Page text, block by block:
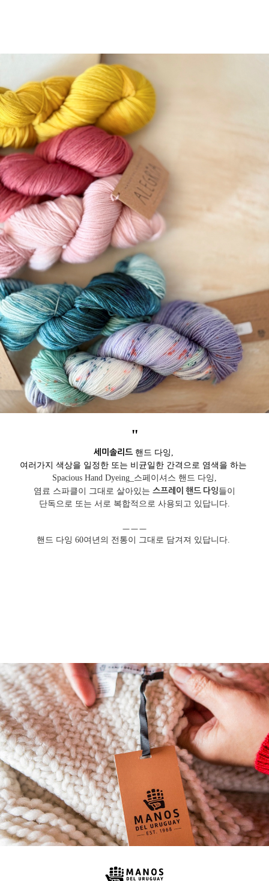
"
세미솔리드핸드 다잉,
여러가지 색상을 일정한 또는 비균일한 간격으로 염색을 하는
Spacious Hand Dyeing_스페이셔스 핸드 다잉,
염료 스파클이 그대로 살아있는 스프레이 핸드 다잉들이
단독으로 또는 서로 복합적으로 사용되고 있답니다.
ㅡㅡㅡ
핸드 다잉 60여년의 전통이 그대로 담겨져 있답니다.